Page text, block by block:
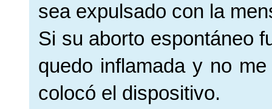
sea expulsado con la
Si su aborto espontáneo
quedo inflamada y no
colocó el dispositivo.